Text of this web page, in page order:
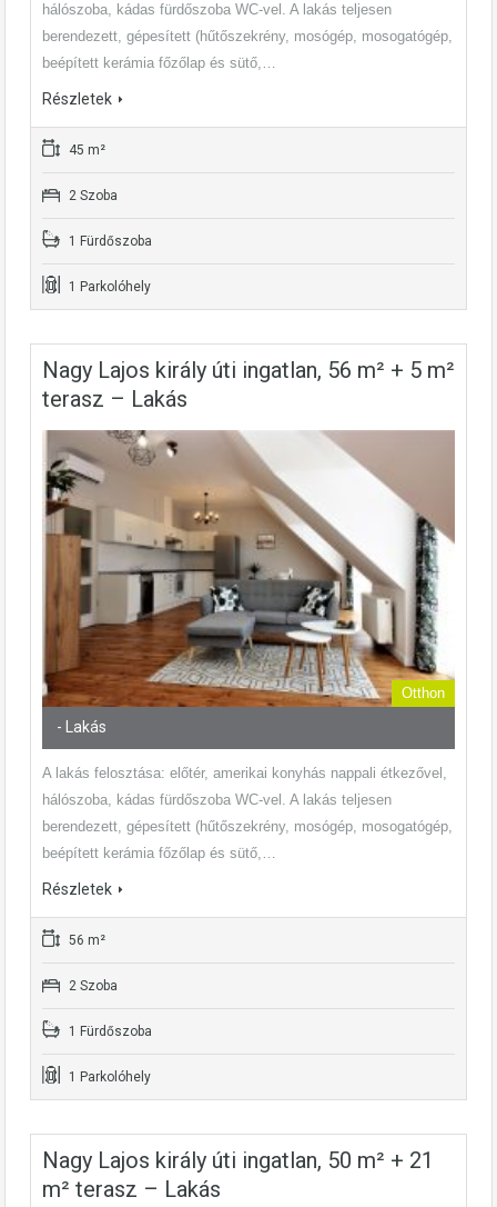
hálószoba, kádas fürdőszoba WC-vel. A lakás teljesen
berendezett, gépesített (hűtőszekrény, mosógép, mosogatógép,
beépített kerámia főzőlap és sütő,…
Részletek
45 m²
2 Szoba
1 Fürdőszoba
1 Parkolóhely
Nagy Lajos király úti ingatlan, 56 m² + 5 m²
terasz – Lakás
Otthon
- Lakás
A lakás felosztása: előtér, amerikai konyhás nappali étkezővel,
hálószoba, kádas fürdőszoba WC-vel. A lakás teljesen
berendezett, gépesített (hűtőszekrény, mosógép, mosogatógép,
beépített kerámia főzőlap és sütő,…
Részletek
56 m²
2 Szoba
1 Fürdőszoba
1 Parkolóhely
Nagy Lajos király úti ingatlan, 50 m² + 21
m² terasz – Lakás